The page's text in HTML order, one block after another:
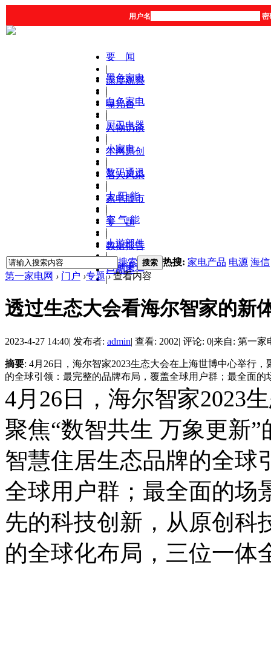
用户名 密
要 闻
|
深度观察
|
曝光台
|
人物访谈
|
本网原创
|
名人风采
|
家电股市
|
专 题
|
数据报告
|
产品库
黑色家电
|
白色家电
|
厨卫电器
|
小家电
|
数码通讯
|
太 阳 能
|
空 气 能
|
上游部件
|
营销渠道
|
搜索 搜索 热搜: 家电产品 电源 海信
第一家电网 › 门户 ›专题 ›查看内容
透过生态大会看海尔智家的新
2023-4-27 14:40| 发布者: admin| 查看: 2002| 评论: 0|来自: 第一家
摘要: 4月26日，海尔智家2023生态大会在上海世博中心举行
的全球引领：最完整的品牌布局，覆盖全球用户群；最全面的
4月26日，海尔智家2023
聚焦“数智共生 万象更新
智慧住居生态品牌的全球
全球用户群；最全面的场
先的科技创新，从原创科
的全球化布局，三位一体